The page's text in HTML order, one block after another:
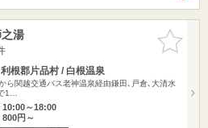
お気に入
りに追加
湯
根郡片品村 / 白根温泉
ら関越交通バス老神温泉経由鎌田､戸倉､大清水
1…
10:00～18:00
800円～